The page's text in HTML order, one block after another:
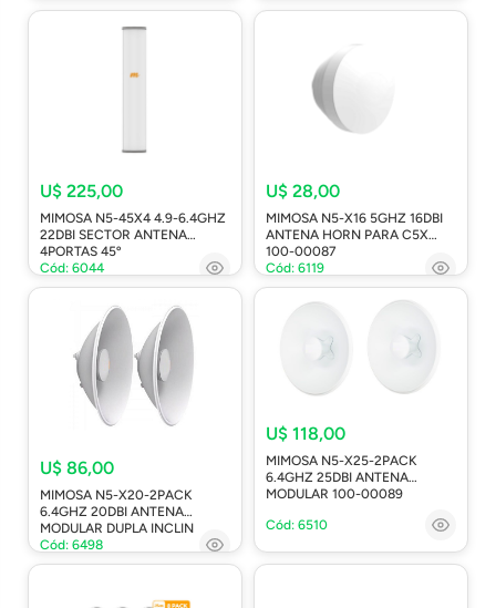
U$ 225,00
MIMOSA N5-45X4 4.9-6.4GHZ
22DBI SECTOR ANTENA
4PORTAS 45º
Cód: 6044
U$ 28,00
MIMOSA N5-X16 5GHZ 16DBI
ANTENA HORN PARA C5X
100-00087
Cód: 6119
U$ 86,00
MIMOSA N5-X20-2PACK
6.4GHZ 20DBI ANTENA
MODULAR DUPLA INCLIN
Cód: 6498
U$ 118,00
MIMOSA N5-X25-2PACK
6.4GHZ 25DBI ANTENA
MODULAR 100-00089
Cód: 6510